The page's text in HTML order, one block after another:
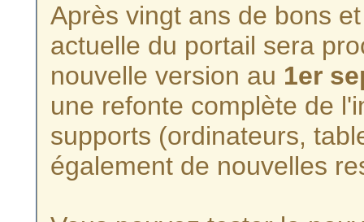
Après vingt ans de bons
actuelle du portail sera
nouvelle version au 1er
une refonte complète de
supports (ordinateurs,
également de nouvelles